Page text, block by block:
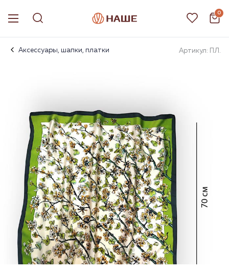
0
Аксессуары, шапки, платки Артикул: ПЛ.